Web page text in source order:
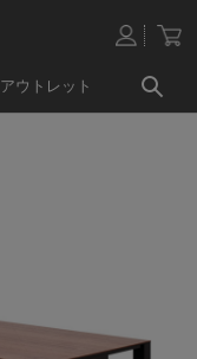
アウトレット